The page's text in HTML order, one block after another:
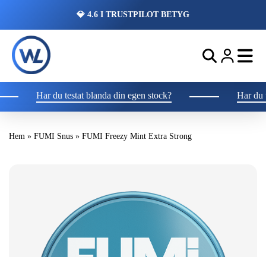
💎 4.6 I TRUSTPILOT BETYG
Har du testat blanda din egen stock? Har du
Hem » FUMI Snus » FUMI Freezy Mint Extra Strong